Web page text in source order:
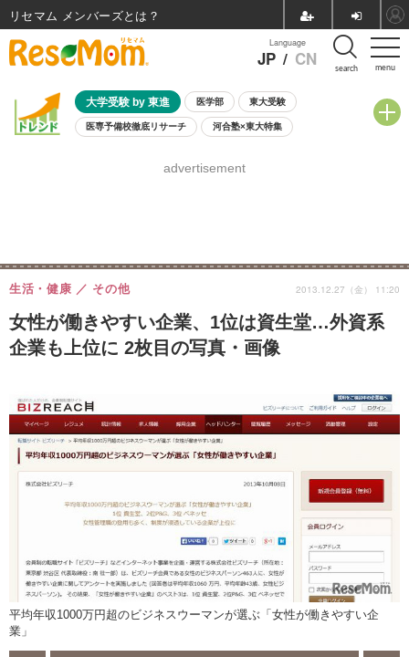
menu
Language
JP / CN search
大学受験 by 東進 医学部 東大受験
医専予備校徹底リサーチ 河合塾×東大特集
8月開催学校説明会・相談会
advertisement
女性が働きやすい企業、1位は資生堂…外資系
企業も上位に 2枚目の写真・画像
生活・健康 その他 2013.12.27（金） 11:20
平均年収1000万円超のビジネスウーマンが選ぶ「女性が働きやすい企
業」
リセマム メンバーズ